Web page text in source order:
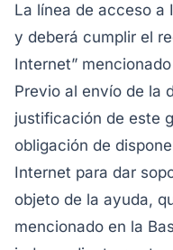
La línea de acceso a
y deberá cumplir el
Internet”
Previo al envío de la
justificación de este
obligación de
Internet para dar
objeto de la ayuda,
mencionado en la